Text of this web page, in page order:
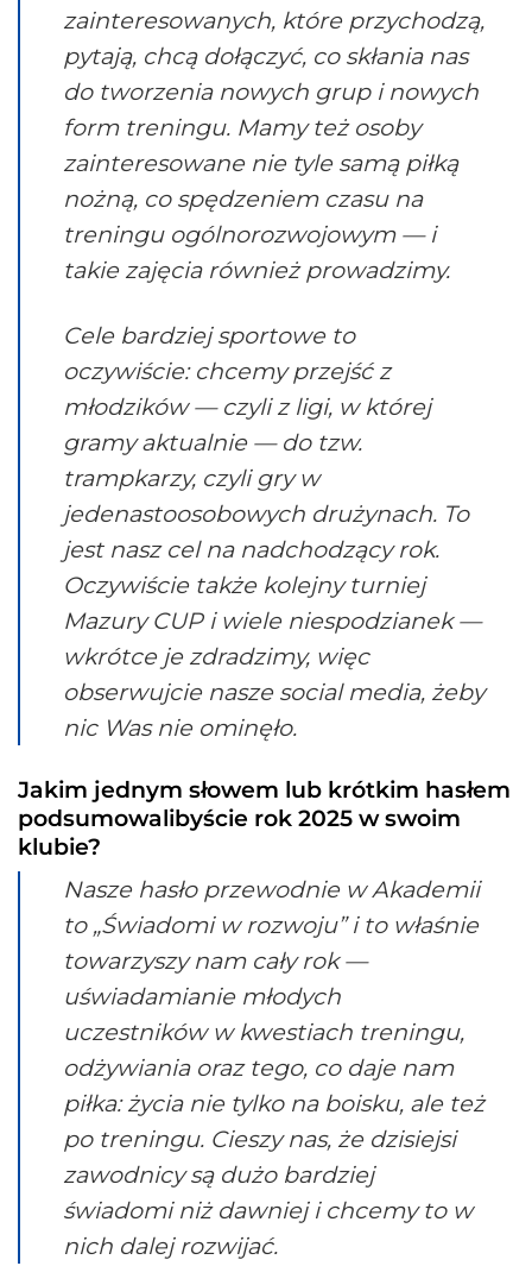
zainteresowanych, które przychodzą,
pytają, chcą dołączyć, co skłania nas
do tworzenia nowych grup i nowych
form treningu. Mamy też osoby
zainteresowane nie tyle samą piłką
nożną, co spędzeniem czasu na
treningu ogólnorozwojowym — i
takie zajęcia również prowadzimy.
Cele bardziej sportowe to
oczywiście: chcemy przejść z
młodzików — czyli z ligi, w której
gramy aktualnie — do tzw.
trampkarzy, czyli gry w
jedenastoosobowych drużynach. To
jest nasz cel na nadchodzący rok.
Oczywiście także kolejny turniej
Mazury CUP i wiele niespodzianek —
wkrótce je zdradzimy, więc
obserwujcie nasze social media, żeby
nic Was nie ominęło.
Jakim jednym słowem lub krótkim hasłem
podsumowalibyście rok 2025 w swoim
klubie?
Nasze hasło przewodnie w Akademii
to „Świadomi w rozwoju” i to właśnie
towarzyszy nam cały rok —
uświadamianie młodych
uczestników w kwestiach treningu,
odżywiania oraz tego, co daje nam
piłka: życia nie tylko na boisku, ale też
po treningu. Cieszy nas, że dzisiejsi
zawodnicy są dużo bardziej
świadomi niż dawniej i chcemy to w
nich dalej rozwijać.